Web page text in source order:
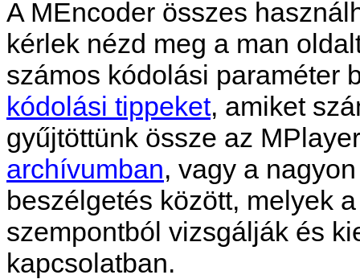
A MEncoder összes
kérlek nézd meg a man
számos kódolási paraméter
kódolási tippeket, amiket
gyűjtöttünk össze az
archívumban, vagy a
beszélgetés között, melyek
szempontból vizsgálják és
kapcsolatban.